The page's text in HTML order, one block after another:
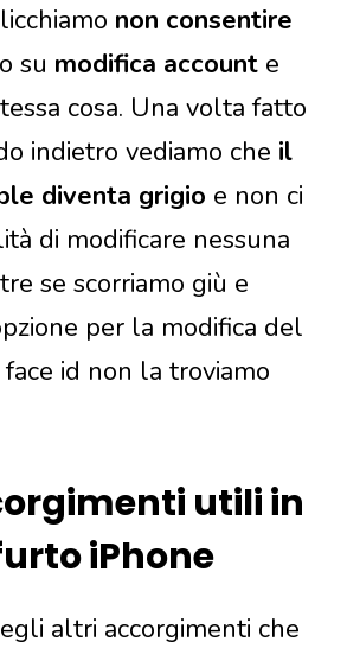
non consentire
su modifica account e
cosa. Una volta fatto
indietro vediamo che il
diventa grigio e non ci
di modificare nessuna
se scorriamo giù e
per la modifica del
id non la troviamo
utili in
iPhone
altri accorgimenti che